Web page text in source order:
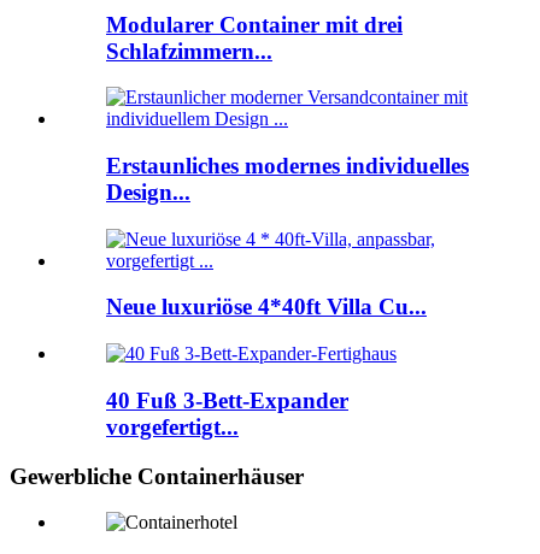
Modularer Container mit drei
Schlafzimmern...
Erstaunliches modernes individuelles
Design...
Neue luxuriöse 4*40ft Villa Cu...
40 Fuß 3-Bett-Expander
vorgefertigt...
Gewerbliche Containerhäuser